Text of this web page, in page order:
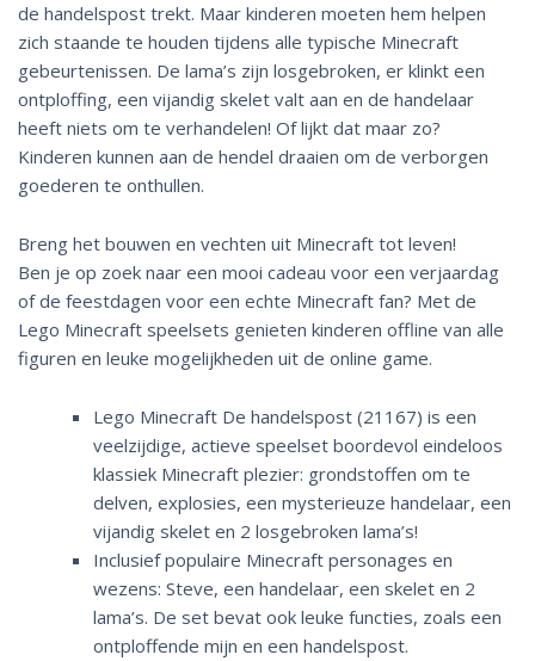
de handelspost trekt. Maar kinderen moeten hem helpen
zich staande te houden tijdens alle typische Minecraft
gebeurtenissen. De lama’s zijn losgebroken, er klinkt een
ontploffing, een vijandig skelet valt aan en de handelaar
heeft niets om te verhandelen! Of lijkt dat maar zo?
Kinderen kunnen aan de hendel draaien om de verborgen
goederen te onthullen.
Breng het bouwen en vechten uit Minecraft tot leven!
Ben je op zoek naar een mooi cadeau voor een verjaardag
of de feestdagen voor een echte Minecraft fan? Met de
Lego Minecraft speelsets genieten kinderen offline van alle
figuren en leuke mogelijkheden uit de online game.
Lego Minecraft De handelspost (21167) is een
veelzijdige, actieve speelset boordevol eindeloos
klassiek Minecraft plezier: grondstoffen om te
delven, explosies, een mysterieuze handelaar, een
vijandig skelet en 2 losgebroken lama’s!
Inclusief populaire Minecraft personages en
wezens: Steve, een handelaar, een skelet en 2
lama’s. De set bevat ook leuke functies, zoals een
ontploffende mijn en een handelspost.